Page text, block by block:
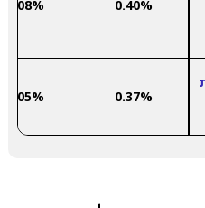
0.40%
2.08%
0.37%
2.05%